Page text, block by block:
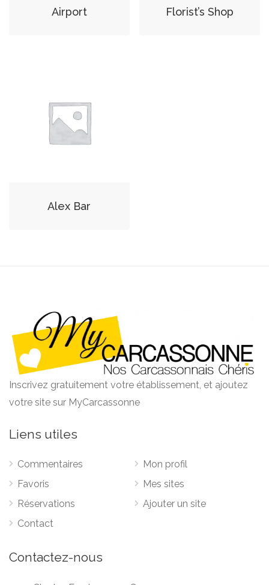
Airport Florist’s Shop
Alex Bar
Inscrivez gratuitement votre établissement, et ajoutez
votre site sur MyCarcassonne
Liens utiles
Commentaires
Favoris
Réservations
Contact
Mon profil
Mes sites
Ajouter un site
Contactez-nous